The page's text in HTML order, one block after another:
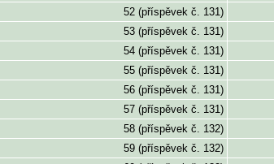
52 (příspěvek č. 131)
53 (příspěvek č. 131)
54 (příspěvek č. 131)
55 (příspěvek č. 131)
56 (příspěvek č. 131)
57 (příspěvek č. 131)
58 (příspěvek č. 132)
59 (příspěvek č. 132)